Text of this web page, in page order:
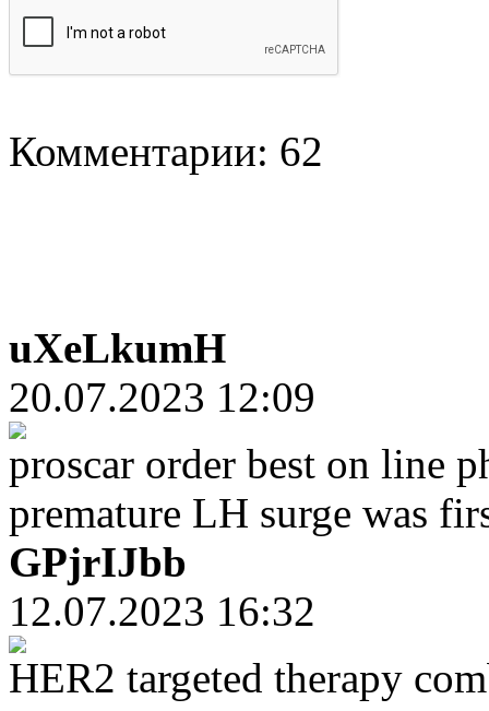
Комментарии: 62
uXeLkumH
20.07.2023 12:09
proscar order best on line
premature LH surge was
GPjrIJbb
12.07.2023 16:32
HER2 targeted therapy